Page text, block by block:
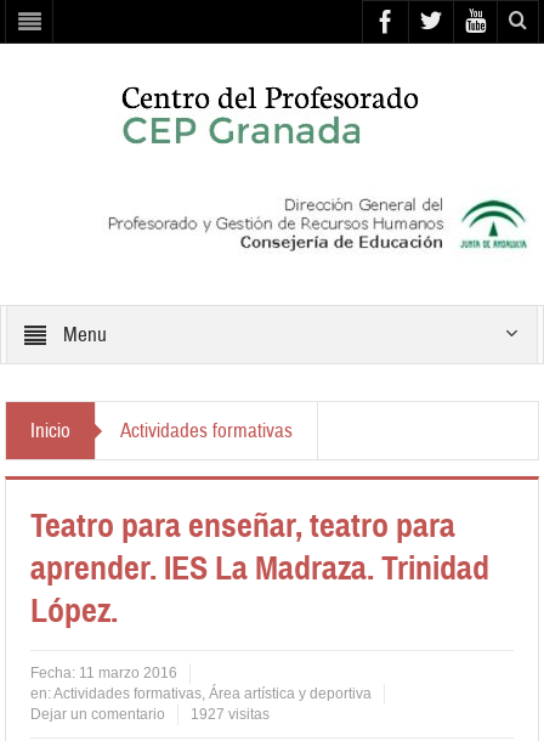
Menu
Inicio Actividades formativas
Teatro para enseñar, teatro para
aprender. IES La Madraza. Trinidad
López.
Fecha: 11 marzo 2016
en:Actividades formativas,Área artística y deportiva
Dejar un comentario
1927 visitas